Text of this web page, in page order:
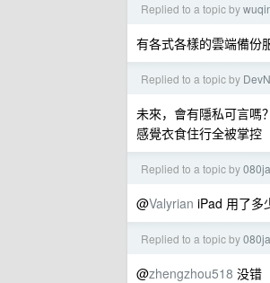
Replied to a topic by
有各式各樣的雲端備份
Replied to a topic by
未來，會有隱私可言嗎？
感覺衣食住行全被掌控
Replied to a topic by
@Valyrian iPad 用了多
Replied to a topic by
@zhengzhou518 没错